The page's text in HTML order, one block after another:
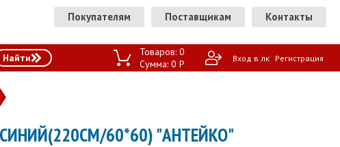
Покупателям Поставщикам Контакты
Товаров: 0
Сумма: 0 P Вход в лк Регистрация
60*60) "АНТЕЙКО"